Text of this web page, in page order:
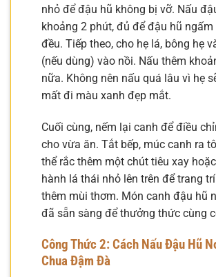
nhỏ để đậu hũ không bị vỡ. Nấu
khoảng 2 phút, đủ để đậu hũ ngấm
đều. Tiếp theo, cho hẹ lá, bông hẹ
(nếu dùng) vào nồi. Nấu thêm
nữa. Không nên nấu quá lâu vì hẹ
mất đi màu xanh đẹp mắt.
Cuối cùng, nếm lại canh để điều
cho vừa ăn. Tắt bếp, múc canh ra
thể rắc thêm một chút tiêu xay
hành lá thái nhỏ lên trên để trang
thêm mùi thơm. Món canh đậu hũ
đã sẵn sàng để thưởng thức cùng
Công Thức 2: Cách Nấu Đậu Hũ
Chua Đậm Đà